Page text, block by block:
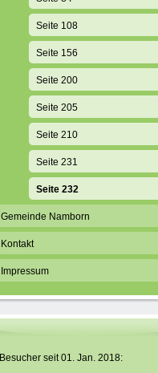
Seite 108
Seite 156
Seite 200
Seite 205
Seite 210
Seite 231
Seite 232
Gemeinde Namborn
Kontakt
Impressum
Besucher seit 01. Jan. 2018: